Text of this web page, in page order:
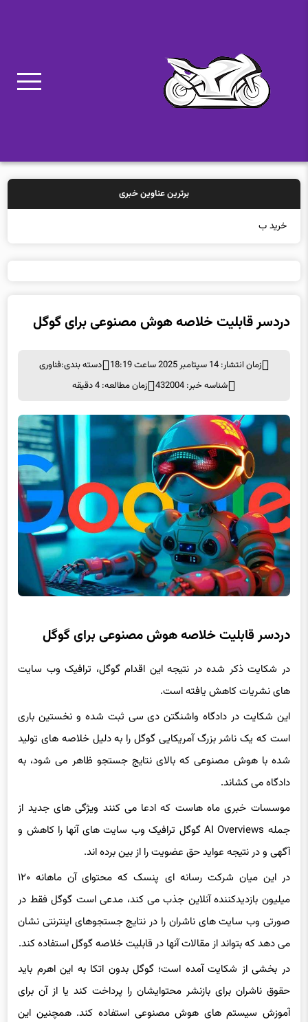
برترین عناوین خبری
خرید بیمه: سنت
دردسر قابلیت خلاصه‌ هوش مصنوعی برای گوگل
زمان انتشار: 14 سپتامبر 2025 ساعت 18:19 دسته بندی:فناوری
شناسه خبر: 432004
زمان مطالعه: 4 دقیقه
دردسر قابلیت خلاصه‌ هوش مصنوعی برای گوگل
در شکایت ذکر شده در نتیجه این اقدام گوگل، ترافیک وب سایت
های نشریات کاهش یافته است.
این شکایت در دادگاه واشنگتن دی سی ثبت شده و نخستین باری
است که یک ناشر بزرگ آمریکایی گوگل را به دلیل خلاصه های تولید
شده با هوش مصنوعی که بالای نتایج جستجو ظاهر می شود، به
دادگاه می کشاند.
موسسات خبری ماه هاست که ادعا می کنند ویژگی های جدید از
جمله AI Overviews گوگل ترافیک وب سایت های آنها را کاهش و
آگهی و در نتیجه عواید حق عضویت را از بین برده اند.
در این میان شرکت رسانه ای پنسک که محتوای آن ماهانه ۱۲۰
میلیون بازدیدکننده آنلاین جذب می کند، مدعی است گوگل فقط در
صورتی وب سایت های ناشران را در نتایج جستجوهای اینترنتی نشان
می دهد که بتواند از مقالات آنها در قابلیت خلاصه گوگل استفاده کند.
در بخشی از شکایت آمده است؛ گوگل بدون اتکا به این اهرم باید
حقوق ناشران برای بازنشر محتوایشان را پرداخت کند یا از آن برای
آموزش سیستم های هوش مصنوعی استفاده کند. همچنین این